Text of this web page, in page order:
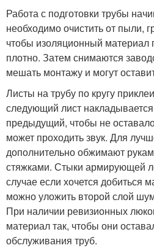
Работа с подготовки трубы
необходимо очистить от пыли,
чтобы изоляционный материал
плотно. Затем снимаются
мешать монтажу и могут
Листы на трубу по кругу
следующий лист
предыдущий, чтобы не
может проходить звук. Для
дополнительно обжимают
стяжками. Стыки армирующей
случае если хочется добиться
можно уложить второй слой
При наличии ревизионных
материал так, чтобы они
обслуживания труб.